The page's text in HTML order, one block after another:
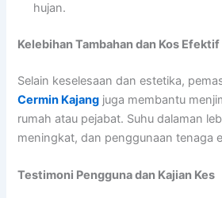
hujan.
Kelebihan Tambahan dan Kos Efektif
Selain keselesaan dan estetika,
Cermin Kajang juga membantu
rumah atau pejabat. Suhu dalaman
meningkat, dan penggunaan tenaga
Testimoni Pengguna dan Kajian Kes